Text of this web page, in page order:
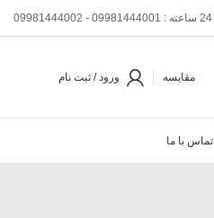
مقایسه ورود / ثبت نام
تماس با ما